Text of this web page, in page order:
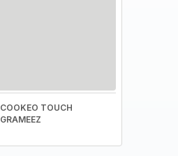
COOKEO TOUCH
GRAMEEZ